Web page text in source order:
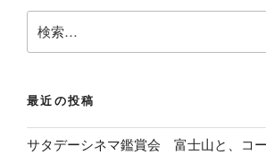
最近の投稿
サタデーシネマ鑑賞会 富士山と、コ